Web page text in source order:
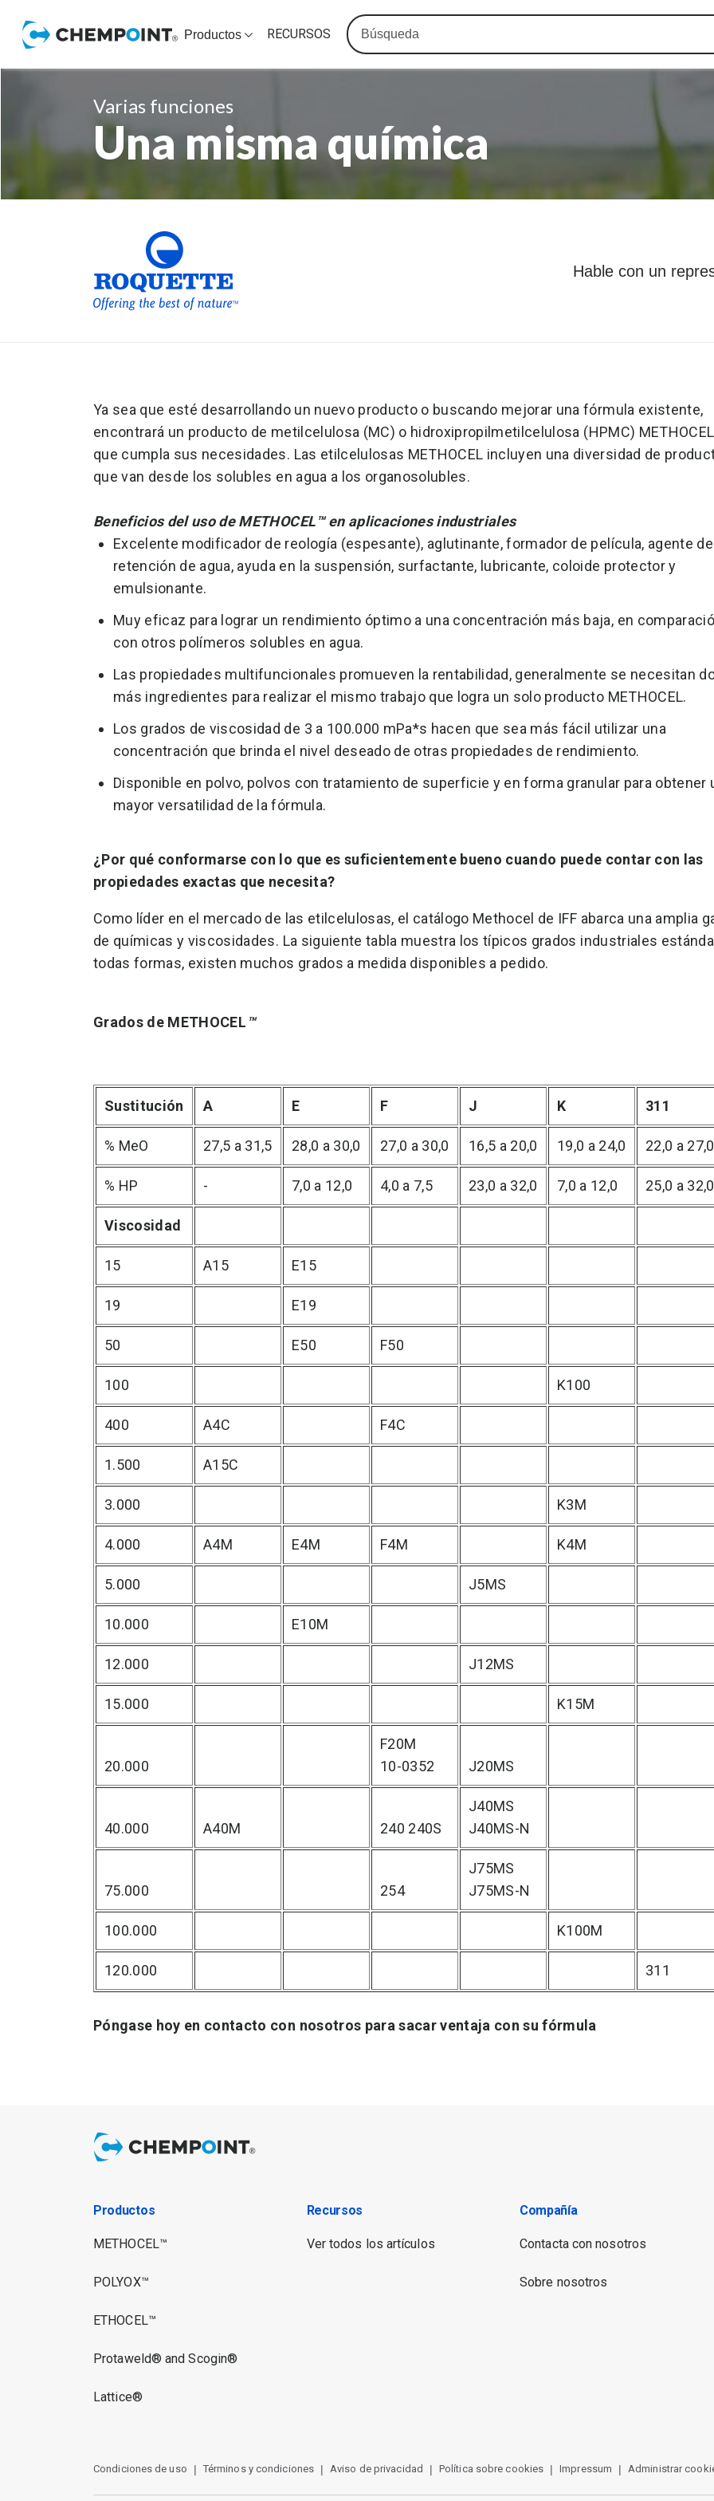
Productos RECURSOS
Varias funciones
Una misma química
Hable con un
Ya sea que esté desarrollando un nuevo producto o buscando mejorar una fórmula existente,
encontrará un producto de metilcelulosa (MC) o hidroxipropilmetilcelulosa (HPMC)
que cumpla sus necesidades. Las etilcelulosas METHOCEL incluyen una diversidad de
que van desde los solubles en agua a los organosolubles.
Beneficios del uso de METHOCEL™ en aplicaciones industriales
Excelente modificador de reología (espesante), aglutinante, formador de película, agente de
retención de agua, ayuda en la suspensión, surfactante, lubricante, coloide protector y
emulsionante.
Muy eficaz para lograr un rendimiento óptimo a una concentración más baja, en
con otros polímeros solubles en agua.
Las propiedades multifuncionales promueven la rentabilidad, generalmente se necesitan
más ingredientes para realizar el mismo trabajo que logra un solo producto METHOCEL.
Los grados de viscosidad de 3 a 100.000 mPa*s hacen que sea más fácil utilizar una
concentración que brinda el nivel deseado de otras propiedades de rendimiento.
Disponible en polvo, polvos con tratamiento de superficie y en forma granular para obtener
mayor versatilidad de la fórmula.
¿Por qué conformarse con lo que es suficientemente bueno cuando puede contar con las
propiedades exactas que necesita?
Como líder en el mercado de las etilcelulosas, el catálogo Methocel de IFF abarca una amplia
de químicas y viscosidades. La siguiente tabla muestra los típicos grados industriales
todas formas, existen muchos grados a medida disponibles a pedido.
Grados de METHOCEL ™
Sustitución A E F J K 311
% MeO 27,5 a 31,5 28,0 a 30,0 27,0 a 30,0 16,5 a 20,0 19,0 a 24,0 22,0 a 27,0
% HP - 7,0 a 12,0 4,0 a 7,5 23,0 a 32,0 7,0 a 12,0 25,0 a 32,0
Viscosidad
15 A15 E15
19 E19
50 E50 F50
100 K100
400 A4C F4C
1.500 A15C
3.000 K3M
4.000 A4M E4M F4M K4M
5.000 J5MS
10.000 E10M
12.000 J12MS
15.000 K15M
20.000
F20M
10-0352
J20MS
40.000 A40M 240 240S
J40MS
J40MS-N
75.000 254
J75MS
J75MS-N
100.000 K100M
120.000 311
Póngase hoy en contacto con nosotros para sacar ventaja con su fórmula
Productos
METHOCEL™
POLYOX™
ETHOCEL™
Protaweld® and Scogin®
Lattice®
Recursos
Ver todos los artículos
Compañía
Contacta con nosotros
Sobre nosotros
Condiciones de uso Términos y condiciones Aviso de privacidad Política sobre cookies Impressum Administrar